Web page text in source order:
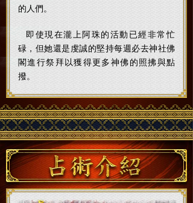
的人們。
即使現在瀧上阿珠的活動已經非常忙
碌，但她還是虔誠的堅持每週必去神社佛
閣進行祭拜以獲得更多神佛的照拂與點
撥。